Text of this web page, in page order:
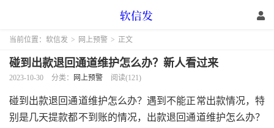
当前位置： 软信发 > 网上预警 > 正文
碰到出款退回通道维护怎么办？新人看过来
2023-10-30 分类： 网上预警 阅读(121)
碰到出款退回通道维护怎么办？遇到不能正常出款情况，特
别是几天提款都不到账的情况，出款退回通道维护怎么办？